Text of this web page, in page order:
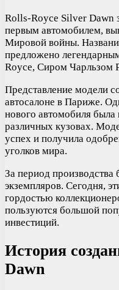
Rolls-Royce Silver Dawn
первым автомобилем,
Мировой войны.
предложено
Royce, Сиром Чарльзом
Представление модели
автосалоне в Париже.
нового автомобиля
различных кузовах.
успех и получила
уголков мира.
За период
экземпляров. Сегодня,
гордостью
пользуются большой
инвестиций.
История
Dawn